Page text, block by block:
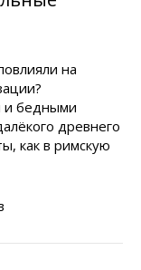
на
и бедными
древнего
как в римскую